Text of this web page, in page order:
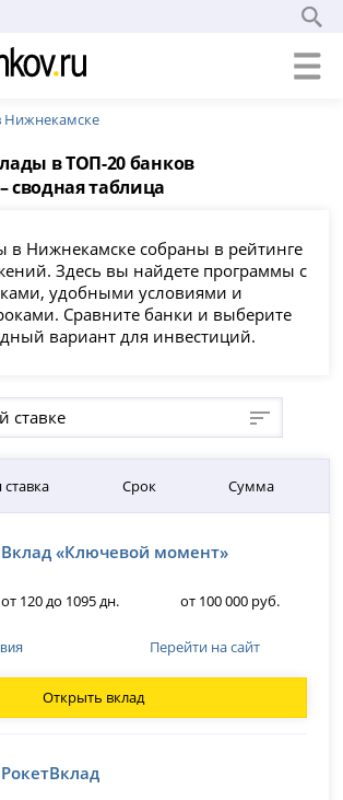
Нижнекамске
в ТОП-20 банков
– сводная таблица
в Нижнекамске собраны в рейтинге
Здесь вы найдете программы с
удобными условиями и
Сравните банки и выберите
вариант для инвестиций.
ставке
Срок Сумма
Вклад «Ключевой момент»
от 120 до 1095 дн. от 100 000 руб.
Перейти на сайт
Открыть вклад
РокетВклад